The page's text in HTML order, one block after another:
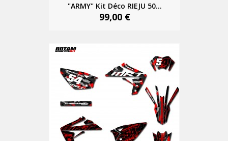
"ARMY" Kit Déco RIEJU 50...
99,00 €